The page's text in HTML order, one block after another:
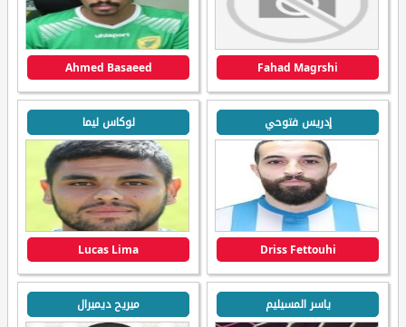
Fahad Magrshi
Ahmed Basaeed
إدريس فتوحي
Driss Fettouhi
لوكاس ليما
Lucas Lima
ياسر المسيليم ميريح ديميرال